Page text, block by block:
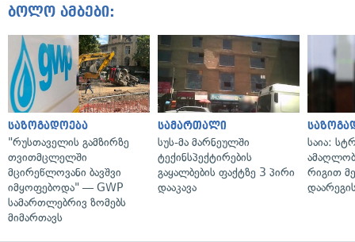
ბოლო ამბები:
საზოგადოება
"რუსთაველის გამზირზე
თვითმცლელში
მცირეწლოვანი ბავშვი
იმყოფებოდა" — GWP
სამართლებრივ ზომებს
მიმართავს
სამართალი
სუს-მა მარნეულში
ტექინსპექტირების
გაყალბების ფაქტზე 3 პირი
დააკავა
საია:
რიგით